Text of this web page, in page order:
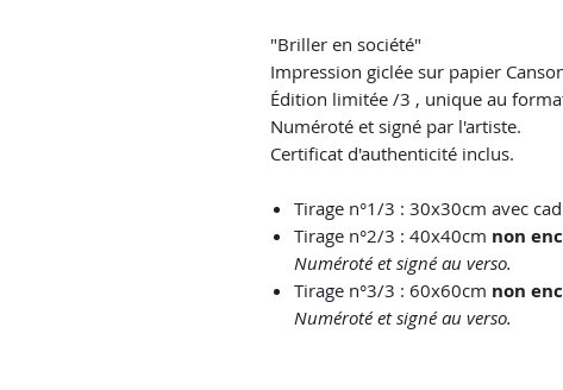
"Briller en société"
Impression giclée sur papier
Édition limitée /3 , unique au
Numéroté et signé par l'artiste.
Certificat d'authenticité inclus.
Tirage n°1/3 : 30x30cm avec
Tirage n°2/3 : 40x40cm non
Numéroté et signé au verso.
Tirage n°3/3 : 60x60cm non
Numéroté et signé au verso.